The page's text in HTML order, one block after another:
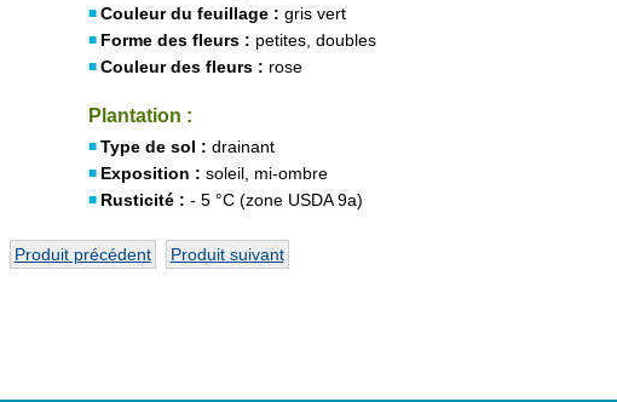
Couleur du feuillage : gris vert
Forme des fleurs : petites, doubles
Couleur des fleurs : rose
Plantation :
Type de sol : drainant
Exposition : soleil, mi-ombre
Rusticité : - 5 °C (zone USDA 9a)
Produit précédent Produit suivant